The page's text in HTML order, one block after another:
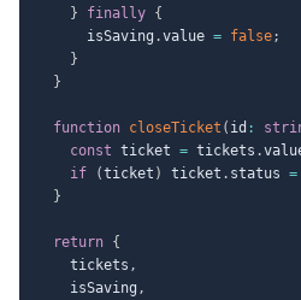
}
finally {
      isSaving
.value = false;
}
}
function closeTicket ( id :
const ticket = tickets .
if
(ticket ) ticket . status =
}
return {
    tickets
,
    isSaving
,